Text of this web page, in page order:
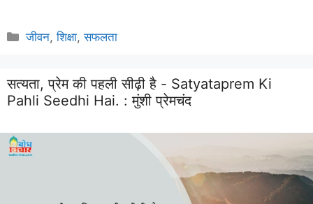
Categories
जीवन,शिक्षा,सफलता
सत्यता, प्रेम की पहली सीढ़ी है - Satyataprem Ki
Pahli Seedhi Hai. :मुंशी प्रेमचंद